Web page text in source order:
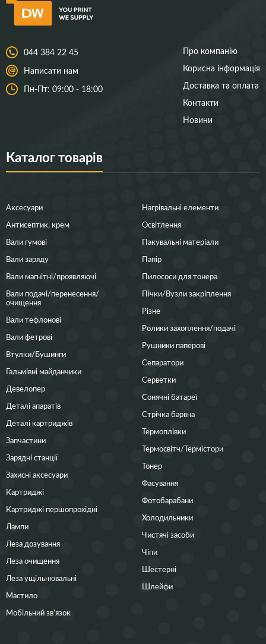
044 384 22 45
Написати нам
Пн-Пт: 09:00 - 18:00
Про компанію
Корисна інформація
Доставка та оплата
Контакти
Новини
Каталог товарів
Аксесуари
Антисептик, крем
Вали гумові
Вали заряду
Вали магнітні/проявляючі
Вали подачі/перенесення/
очищення
Вали тефлонові
Вали фетрові
Втулки/Бушинги
Гальмівні майданчики
Девелопер
Деталі апаратів
Деталі картриджів
Запчастини
Зарядні станції
Захисні аксесуари
Картриджі
Картриджі першопрохідні
Лампи
Леза дозування
Леза очищення
Леза ущільнювальні
Мастило
Мобільний зв’язок
Нагрівальні елементи
Освітлення
Пакувальні матеріали
Папір
Пилососи для тонера
Пічки/Вузли закріплення
Різне
Ролики захоплення/подачі
Рушники паперові
Сепаратори
Серветки
Сонячні батареї
Стрічка барвна
Термоплівки
Термосвітч/Термістори
Тонер
Фасування
Фотобарабани
Холодильники
Чистячі засоби
Чіпи
Шестерні
Шлейфи